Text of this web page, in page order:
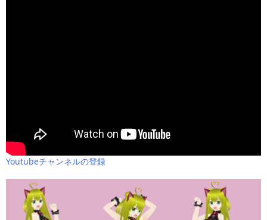
Youtubeチャンネルの登録